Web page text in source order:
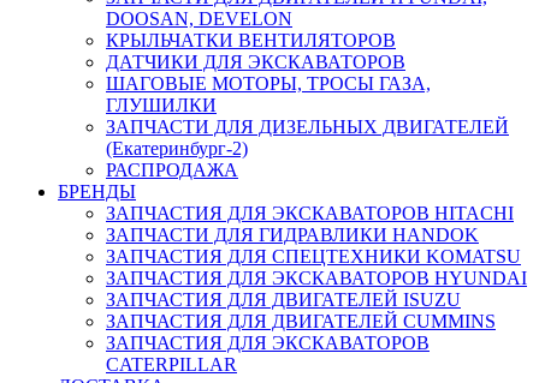
DOOSAN, DEVELON
КРЫЛЬЧАТКИ ВЕНТИЛЯТОРОВ
ДАТЧИКИ ДЛЯ ЭКСКАВАТОРОВ
ШАГОВЫЕ МОТОРЫ, ТРОСЫ ГАЗА,
ГЛУШИЛКИ
ЗАПЧАСТИ ДЛЯ ДИЗЕЛЬНЫХ ДВИГАТЕЛЕЙ
(Екатеринбург-2)
РАСПРОДАЖА
БРЕНДЫ
ЗАПЧАСТИЯ ДЛЯ ЭКСКАВАТОРОВ HITACHI
ЗАПЧАСТИ ДЛЯ ГИДРАВЛИКИ HANDOK
ЗАПЧАСТИЯ ДЛЯ СПЕЦТЕХНИКИ KOMATSU
ЗАПЧАСТИЯ ДЛЯ ЭКСКАВАТОРОВ HYUNDAI
ЗАПЧАСТИЯ ДЛЯ ДВИГАТЕЛЕЙ ISUZU
ЗАПЧАСТИЯ ДЛЯ ДВИГАТЕЛЕЙ CUMMINS
ЗАПЧАСТИЯ ДЛЯ ЭКСКАВАТОРОВ
CATERPILLAR